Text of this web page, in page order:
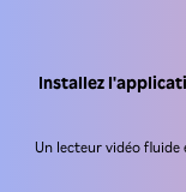
Installez
Un lecteur vidéo